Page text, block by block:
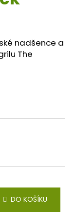
nadšence a
The
DO KOŠÍKU